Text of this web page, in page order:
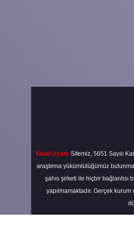
Yasal Uyarı: Sitemiz, 5651 Sayılı
araştırma yükümlülüğümüz
şahıs şirketi ile hiçbir bağlantısı
yapılmamaktadır. Gerçek